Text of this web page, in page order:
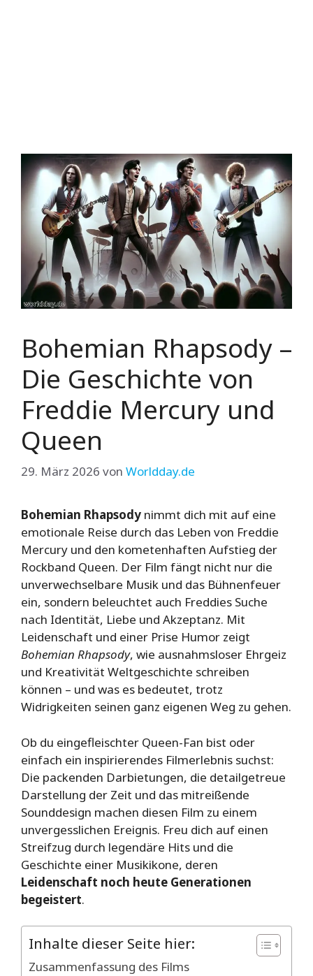
Bohemian Rhapsody –
Die Geschichte von
Freddie Mercury und
Queen
29. März 2026 von Worldday.de
Bohemian Rhapsody nimmt dich mit auf eine
emotionale Reise durch das Leben von Freddie
Mercury und den kometenhaften Aufstieg der
Rockband Queen. Der Film fängt nicht nur die
unverwechselbare Musik und das Bühnenfeuer
ein, sondern beleuchtet auch Freddies Suche
nach Identität, Liebe und Akzeptanz. Mit
Leidenschaft und einer Prise Humor zeigt
Bohemian Rhapsody, wie ausnahmsloser Ehrgeiz
und Kreativität Weltgeschichte schreiben
können – und was es bedeutet, trotz
Widrigkeiten seinen ganz eigenen Weg zu gehen.
Ob du eingefleischter Queen-Fan bist oder
einfach ein inspirierendes Filmerlebnis suchst:
Die packenden Darbietungen, die detailgetreue
Darstellung der Zeit und das mitreißende
Sounddesign machen diesen Film zu einem
unvergesslichen Ereignis. Freu dich auf einen
Streifzug durch legendäre Hits und die
Geschichte einer Musikikone, deren
Leidenschaft noch heute Generationen
begeistert.
Inhalte dieser Seite hier:
Zusammenfassung des Films